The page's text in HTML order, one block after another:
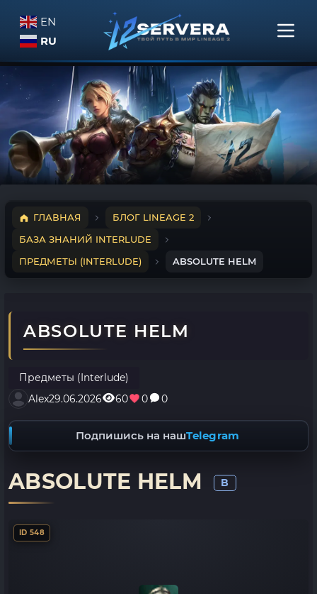
EN
RU
ГЛАВНАЯ
БЛОГ LINEAGE 2
БАЗА ЗНАНИЙ INTERLUDE
ПРЕДМЕТЫ (INTERLUDE)
ABSOLUTE HELM
ABSOLUTE HELM
Предметы (Interlude)
Alex29.06.2026 60 0 0
Подпишись на нашTelegram
ABSOLUTE HELM B
ID 548